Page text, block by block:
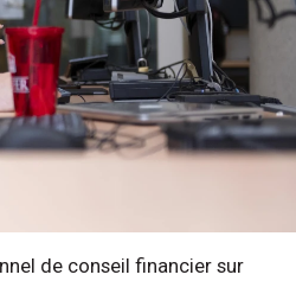
de conseil financier sur